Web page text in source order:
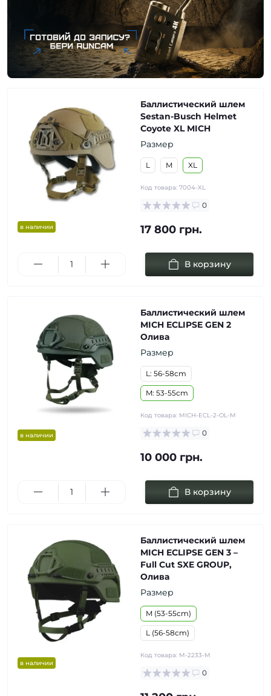
в наличии
Баллистический шлем
Sestan-Busch Helmet
Coyote XL MICH
Размер
L M XL
Код товара: 7004-XL
0
17 800 грн.
В корзину
в наличии
Баллистический шлем
MICH ECLIPSE GEN 2
Олива
Размер
L: 56-58cm
M: 53-55cm
Код товара: MICH-ECL-2-OL-M
0
10 000 грн.
В корзину
в наличии
Баллистический шлем
MICH ECLIPSE GEN 3 –
Full Cut SXE GROUP,
Олива
Размер
M (53-55cm)
L (56-58cm)
Код товара: M-2233-M
0